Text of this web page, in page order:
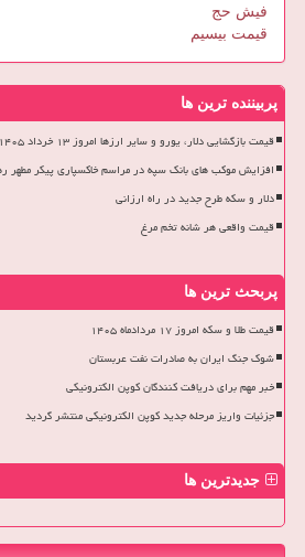
فیش حج
قیمت بیسیم
پربیننده ترین ها
قیمت بازگشایی دلار، یورو و سایر ارزها امروز ۱۳ خرداد ۱۴۰۵ بهمراه جدول
افزایش موکب های بانک سپه در مراسم خاکسپاری پیکر مطهر رهبر
دلار و سکه طرح جدید در راه ارزانی
قیمت واقعی هر شانه تخم مرغ
پربحث ترین ها
قیمت طلا و سکه امروز ۱۷ مردادماه ۱۴۰۵
شوک جنگ ایران به صادرات نفت عربستان
خبر مهم برای دریافت کنندگان کوپن الکترونیکی
جزئیات واریز مرحله جدید کوپن الکترونیکی منتشر گردید
جدیدترین ها